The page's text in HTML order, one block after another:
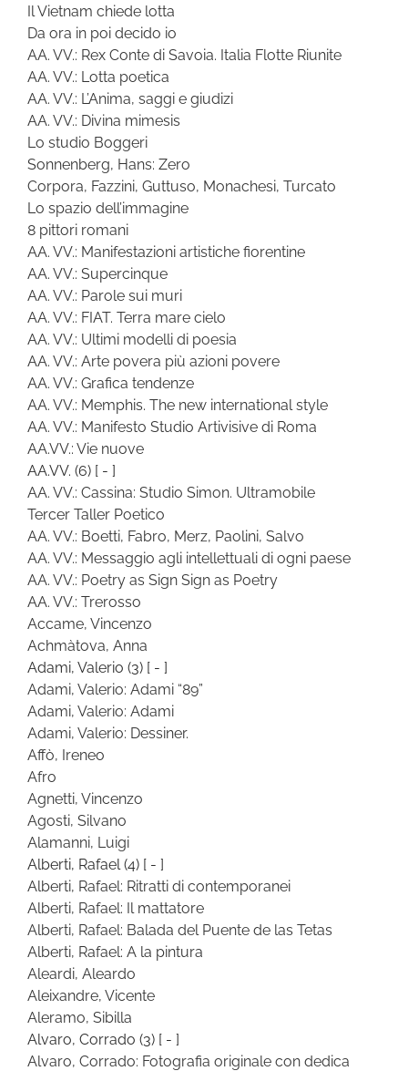
Il Vietnam chiede lotta
Da ora in poi decido io
AA. VV.: Rex Conte di Savoia. Italia Flotte Riunite
AA. VV.: Lotta poetica
AA. VV.: L’Anima, saggi e giudizi
AA. VV.: Divina mimesis
Lo studio Boggeri
Sonnenberg, Hans: Zero
Corpora, Fazzini, Guttuso, Monachesi, Turcato
Lo spazio dell’immagine
8 pittori romani
AA. VV.: Manifestazioni artistiche fiorentine
AA. VV.: Supercinque
AA. VV.: Parole sui muri
AA. VV.: FIAT. Terra mare cielo
AA. VV.: Ultimi modelli di poesia
AA. VV.: Arte povera più azioni povere
AA. VV.: Grafica tendenze
AA. VV.: Memphis. The new international style
AA. VV.: Manifesto Studio Artivisive di Roma
AA.VV.: Vie nuove
AA.VV. (6) [ - ]
AA. VV.: Cassina: Studio Simon. Ultramobile
Tercer Taller Poetico
AA. VV.: Boetti, Fabro, Merz, Paolini, Salvo
AA. VV.: Messaggio agli intellettuali di ogni paese
AA. VV.: Poetry as Sign Sign as Poetry
AA. VV.: Trerosso
Accame, Vincenzo
Achmàtova, Anna
Adami, Valerio (3) [ - ]
Adami, Valerio: Adami “89”
Adami, Valerio: Adami
Adami, Valerio: Dessiner.
Affò, Ireneo
Afro
Agnetti, Vincenzo
Agosti, Silvano
Alamanni, Luigi
Alberti, Rafael (4) [ - ]
Alberti, Rafael: Ritratti di contemporanei
Alberti, Rafael: Il mattatore
Alberti, Rafael: Balada del Puente de las Tetas
Alberti, Rafael: A la pintura
Aleardi, Aleardo
Aleixandre, Vicente
Aleramo, Sibilla
Alvaro, Corrado (3) [ - ]
Alvaro, Corrado: Fotografia originale con dedica